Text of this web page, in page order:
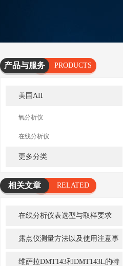
产品与服务
PRODUCTS
美国AII
氧分析仪
在线分析仪
更多分类
相关文章
RELATED
在线分析仪表选型与取样要求
露点仪测量方法以及使用注意事
维萨拉DMT143和DMT143L的特